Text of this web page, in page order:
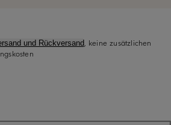
und Rückversand, keine zusätzlichen